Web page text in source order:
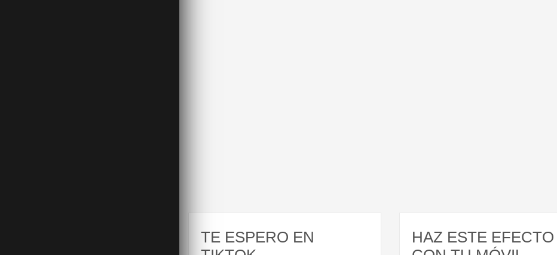
TE ESPERO EN
HAZ ESTE EFECTO